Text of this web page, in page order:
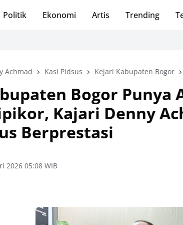
Politik Ekonomi Artis Trending
Achmad Kasi Pidsus Kejari Kabupaten Bogor
Bogor Punya
Kajari Denny
Berprestasi
2026 05:08 WIB